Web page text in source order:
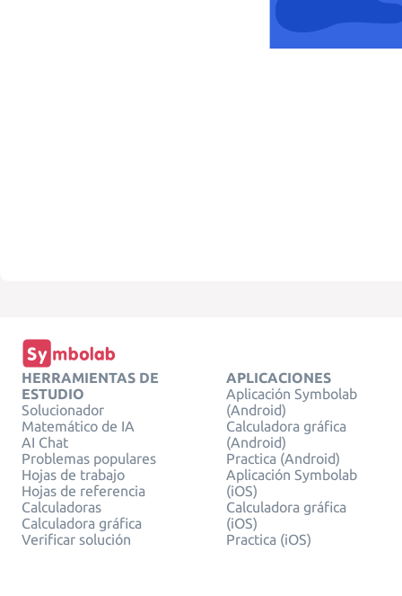
HERRAMIENTAS DE
ESTUDIO
Solucionador
Matemático de IA
AI Chat
Problemas populares
Hojas de trabajo
Hojas de referencia
Calculadoras
Calculadora gráfica
Verificar solución
APLICACIONES
Aplicación Symbolab
(Android)
Calculadora gráfica
(Android)
Practica (Android)
Aplicación Symbolab
(iOS)
Calculadora gráfica
(iOS)
Practica (iOS)